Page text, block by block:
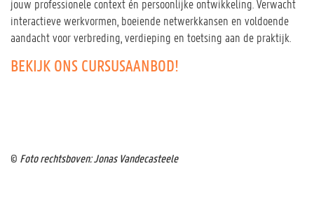
jouw professionele context én persoonlijke ontwikkeling. Verwacht
interactieve werkvormen, boeiende netwerkkansen en voldoende
aandacht voor verbreding, verdieping en toetsing aan de praktijk.
BEKIJK ONS CURSUSAANBOD!
© Foto rechtsboven: Jonas Vandecasteele